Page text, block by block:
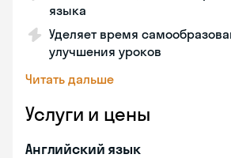
языка
Уделяет время
улучшения уроков
Читать дальше
Услуги и цены
Английский язык